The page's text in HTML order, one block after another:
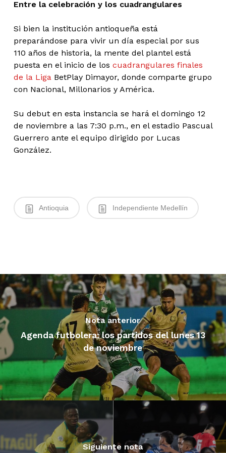
Entre la celebración y los cuadrangulares
Si bien la institución antioqueña está
preparándose para vivir un día especial por sus
110 años de historia, la mente del plantel está
puesta en el inicio de los cuadrangulares finales
de la LigaBetPlay Dimayor, donde comparte grupo
con Nacional, Millonarios y América.
Su debut en esta instancia se hará el domingo 12
de noviembre a las 7:30 p.m., en el estadio Pascual
Guerrero ante el equipo dirigido por Lucas
González.
Antioquia Independiente Medellín
Nota anterior
Agenda futbolera: los partidos del lunes 13
de noviembre
Siguiente nota